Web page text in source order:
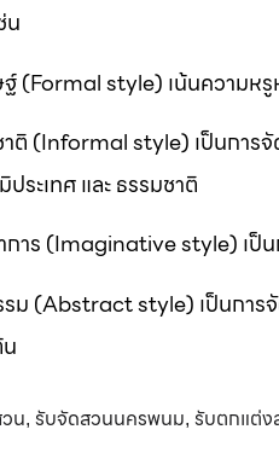
น
(Formal style) เน้นความหรู
ติ (Informal style) เป็นการ
ระเทศ และ ธรรมชาติ
าร (Imaginative style) เป็
(Abstract style) เป็นการจั
น, รับจัดสวนนครพนม, รับตกแต่ง